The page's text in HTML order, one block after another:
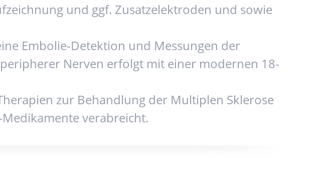
und ggf. Zusatzelektroden und sowie
Embolie-Detektion und Messungen der
Nerven erfolgt mit einer modernen 18-
zur Behandlung der Multiplen Sklerose
verabreicht.